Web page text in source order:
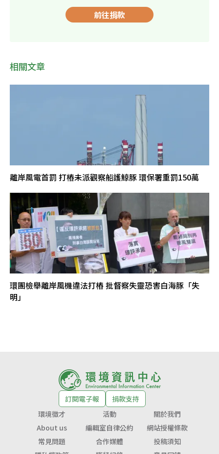
前往捐款
相關文章
離岸風電首罰 打樁未派觀察船護鯨豚 環保署重罰150萬
環團檢舉離岸風機違法打樁 批督察失靈恐害白海豚「失
明」
訂閱電子報
捐款支持
環境徵才
活動
關於我們
About us
編輯室自律公約
網站授權條款
常見問題
合作媒體
投稿須知